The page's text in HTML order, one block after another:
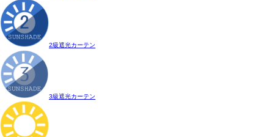
2級遮光カーテン
3級遮光カーテン